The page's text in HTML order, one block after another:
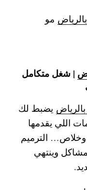
مو
| شغل متكامل
يضبط لك
اللي يقدمها
وخلاص… الترميم
وينتهي